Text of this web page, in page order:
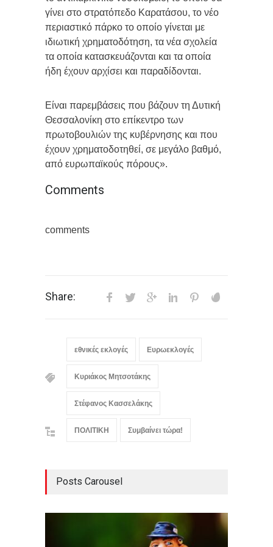
γίνει στο στρατόπεδο Καρατάσου, το νέο
περιαστικό πάρκο το οποίο γίνεται με
ιδιωτική χρηματοδότηση, τα νέα σχολεία
τα οποία κατασκευάζονται και τα οποία
ήδη έχουν αρχίσει και παραδίδονται.
Είναι παρεμβάσεις που βάζουν τη Δυτική
Θεσσαλονίκη στο επίκεντρο των
πρωτοβουλιών της κυβέρνησης και που
έχουν χρηματοδοτηθεί, σε μεγάλο βαθμό,
από ευρωπαϊκούς πόρους».
Comments
comments
Share:
εθνικές εκλογές Ευρωεκλογές
Κυριάκος Μητσοτάκης
Στέφανος Κασσελάκης
ΠΟΛΙΤΙΚΗ Συμβαίνει τώρα!
Posts Carousel